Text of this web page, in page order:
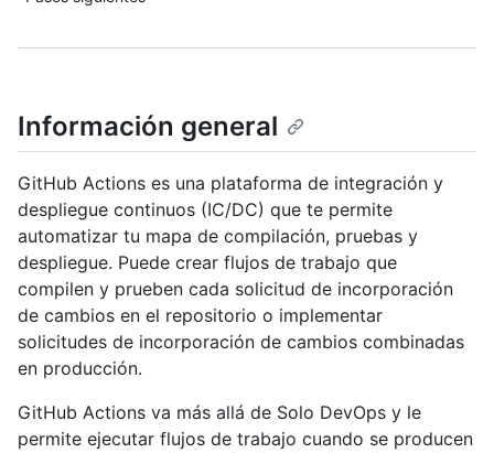
Información general
GitHub Actions es una plataforma de integración y
despliegue continuos (IC/DC) que te permite
automatizar tu mapa de compilación, pruebas y
despliegue. Puede crear flujos de trabajo que
compilen y prueben cada solicitud de incorporación
de cambios en el repositorio o implementar
solicitudes de incorporación de cambios combinadas
en producción.
GitHub Actions va más allá de Solo DevOps y le
permite ejecutar flujos de trabajo cuando se producen